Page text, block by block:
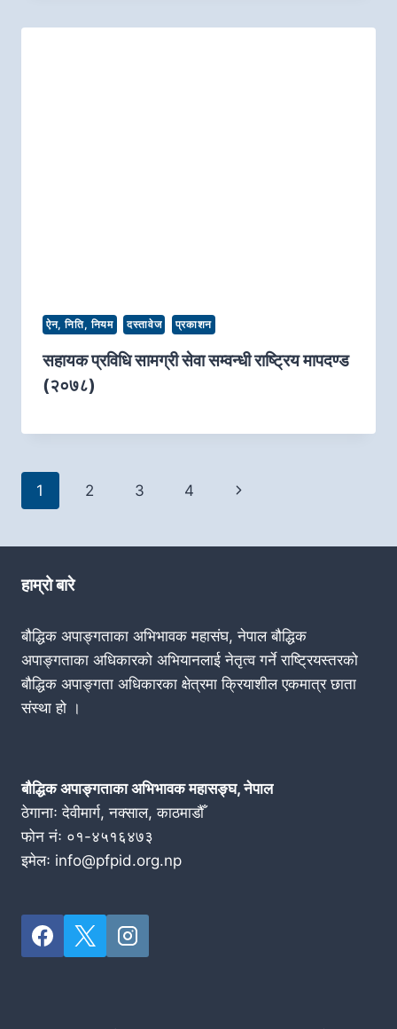
ऐन, निति, नियम दस्तावेज प्रकाशन
सहायक प्रविधि सामग्री सेवा सम्वन्धी राष्ट्रिय मापदण्ड
(२०७८)
पृष्ठ
1 2 3 4
अर्को
हाम्रो बारे
बौद्धिक अपाङ्गताका अभिभावक महासंघ, नेपाल बौद्धिक
अपाङ्गताका अधिकारको अभियानलाई नेतृत्व गर्ने राष्ट्रियस्तरको
बौद्धिक अपाङ्गता अधिकारका क्षेत्रमा क्रियाशील एकमात्र छाता
संस्था हो ।
बौद्धिक अपाङ्गताका अभिभावक महासङ्घ, नेपाल
ठेगानाः देवीमार्ग, नक्साल, काठमाडौँ
फोन नंः ०१-४५१६४७३
इमेलः info@pfpid.org.np